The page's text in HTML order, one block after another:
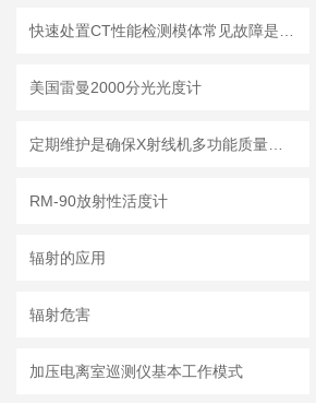
美国雷曼2000分光光度计
RM-90放射性活度计
辐射的应用
辐射危害
加压电离室巡测仪基本工作模式